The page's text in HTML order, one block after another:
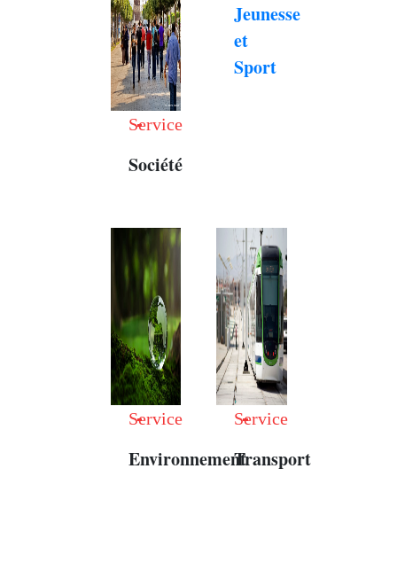
Service
Société
Jeunesse
et
Sport
Service
Environnement
Service
Transport